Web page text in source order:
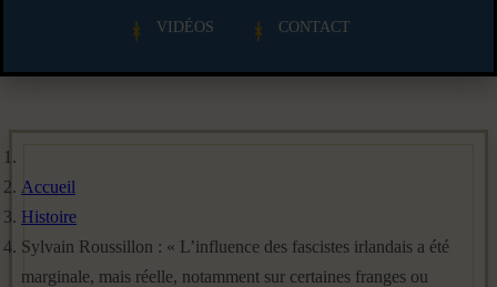
VIDÉOS CONTACT
Accueil
Histoire
Sylvain Roussillon : « L’influence des fascistes irlandais a été
marginale, mais réelle, notamment sur certaines franges ou